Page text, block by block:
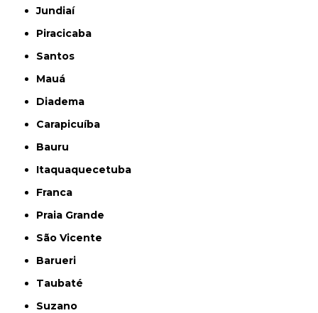
Jundiaí
Piracicaba
Santos
Mauá
Diadema
Carapicuíba
Bauru
Itaquaquecetuba
Franca
Praia Grande
São Vicente
Barueri
Taubaté
Suzano